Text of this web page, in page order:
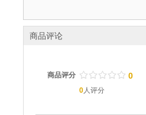
商品评论
商品评分 / / / / /
. . . . . 0
0人评分